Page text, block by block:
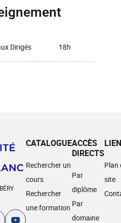
Dirigés 18h
CATALOGUE
Rechercher un
cours
Rechercher
une formation
ACCÈS
DIRECTS
Par
diplôme
Par
domaine
Plan
site